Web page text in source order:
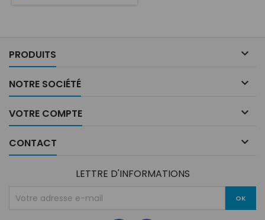
dans la performance et
PRODUITS 
NOTRE SOCIÉTÉ 
VOTRE COMPTE 
CONTACT 
LETTRE D'INFORMATIONS